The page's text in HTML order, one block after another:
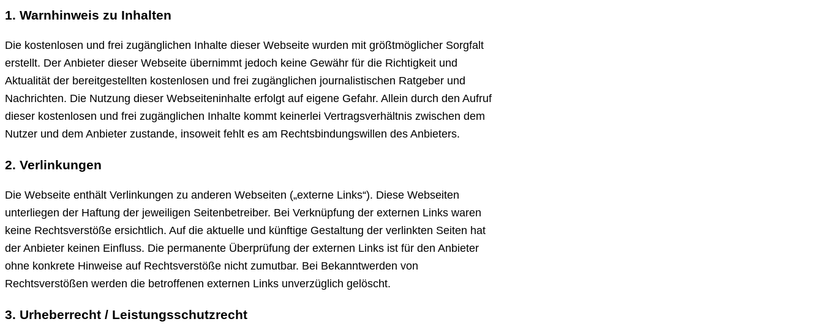
1. Warnhinweis zu Inhalten
Die kostenlosen und frei zugänglichen Inhalte dieser Webseite wurden mit größtmöglicher Sorgfalt
erstellt. Der Anbieter dieser Webseite übernimmt jedoch keine Gewähr für die Richtigkeit und
Aktualität der bereitgestellten kostenlosen und frei zugänglichen journalistischen Ratgeber und
Nachrichten. Die Nutzung dieser Webseiteninhalte erfolgt auf eigene Gefahr. Allein durch den Aufruf
dieser kostenlosen und frei zugänglichen Inhalte kommt keinerlei Vertragsverhältnis zwischen dem
Nutzer und dem Anbieter zustande, insoweit fehlt es am Rechtsbindungswillen des Anbieters.
2. Verlinkungen
Die Webseite enthält Verlinkungen zu anderen Webseiten („externe Links“). Diese Webseiten
unterliegen der Haftung der jeweiligen Seitenbetreiber. Bei Verknüpfung der externen Links waren
keine Rechtsverstöße ersichtlich. Auf die aktuelle und künftige Gestaltung der verlinkten Seiten hat
der Anbieter keinen Einfluss. Die permanente Überprüfung der externen Links ist für den Anbieter
ohne konkrete Hinweise auf Rechtsverstöße nicht zumutbar. Bei Bekanntwerden von
Rechtsverstößen werden die betroffenen externen Links unverzüglich gelöscht.
3. Urheberrecht / Leistungsschutzrecht